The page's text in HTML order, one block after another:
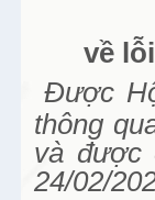
về
Được
thông
và được
24/02/